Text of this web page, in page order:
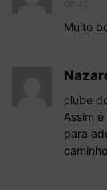
Muito
clube
Assim
para